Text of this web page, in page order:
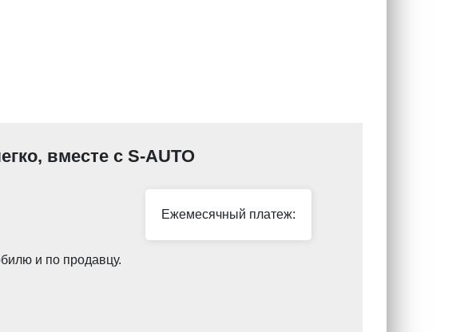
вместе с S-AUTO
и по продавцу.
Ежемесячный платеж: